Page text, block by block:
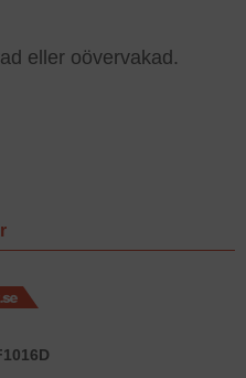
eller oövervakad.